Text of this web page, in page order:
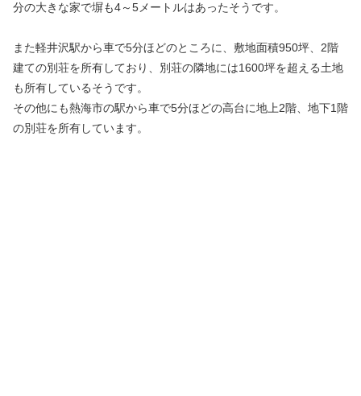
分の大きな家で塀も4～5メートルはあったそうです。
また軽井沢駅から車で5分ほどのところに、敷地面積950坪、2階
建ての別荘を所有しており、別荘の隣地には1600坪を超える土地
も所有しているそうです。
その他にも熱海市の駅から車で5分ほどの高台に地上2階、地下1階
の別荘を所有しています。